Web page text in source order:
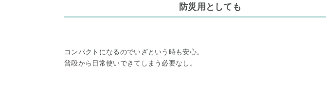
防災用としても
コンパクトになるのでいざという時も安心。
普段から日常使いできてしまう必要なし。